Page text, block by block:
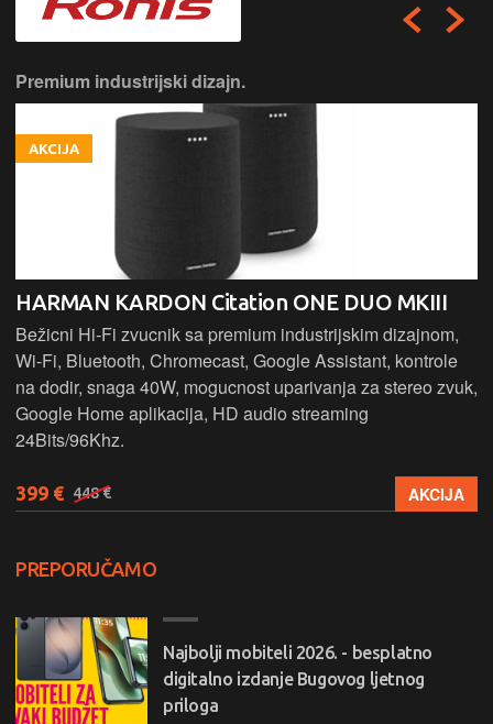
Premium industrijski dizajn.
AKCIJA
HARMAN KARDON Citation ONE DUO MKIII
Bežicni Hi-Fi zvucnik sa premium industrijskim dizajnom,
Wi-Fi, Bluetooth, Chromecast, Google Assistant, kontrole
na dodir, snaga 40W, mogucnost uparivanja za stereo zvuk,
Google Home aplikacija, HD audio streaming
24Bits/96Khz.
399 € 448 € AKCIJA
PREPORUČAMO
Najbolji mobiteli 2026. - besplatno
digitalno izdanje Bugovog ljetnog
priloga